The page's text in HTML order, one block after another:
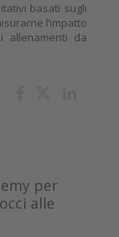
basati sugli
l’impatto
allenamenti da
per
alle